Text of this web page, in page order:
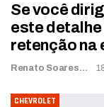
Se você
este
retenção na
Renato Soares
CHEVROLET